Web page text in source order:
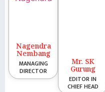
Nagendra
Nembang
MANAGING
DIRECTOR
Mr. SK
Gurung
EDITOR IN
CHIEF HEAD